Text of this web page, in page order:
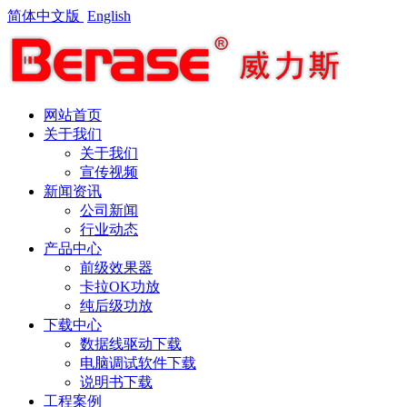
简体中文版 English
网站首页
关于我们
关于我们
宣传视频
新闻资讯
公司新闻
行业动态
产品中心
前级效果器
卡拉OK功放
纯后级功放
下载中心
数据线驱动下载
电脑调试软件下载
说明书下载
工程案例